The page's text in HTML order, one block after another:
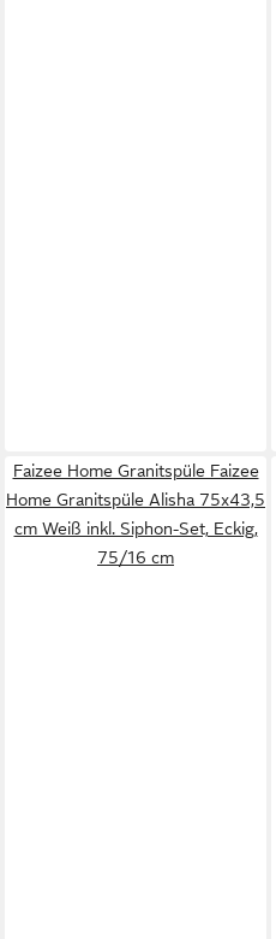
Faizee Home Granitspüle Faizee
Home Granitspüle Alisha 75x43,5
cm Weiß inkl. Siphon-Set, Eckig,
75/16 cm